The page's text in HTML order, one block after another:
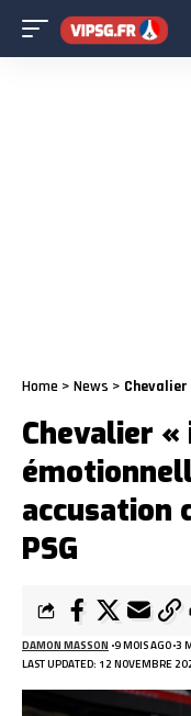
Home > News > Chevalier «
Chevalier
accusation
PSG
LAST UPDATED: 12 NOVEMBRE
DAMON MASSON 9 MOIS AGO 3